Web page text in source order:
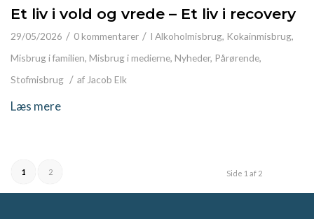
Et liv i vold og vrede – Et liv i recovery
29/05/2026 / 0 kommentarer / I Alkoholmisbrug, Kokainmisbrug,
Misbrug i familien, Misbrug i medierne, Nyheder, Pårørende,
Stofmisbrug / af Jacob Elk
Læs mere
Side 1 af 2
1 2